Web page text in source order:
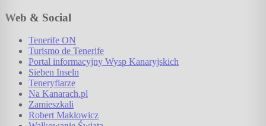
Web & Social
Tenerife ON
Turismo de Tenerife
Portal informacyjny Wysp Kanaryjskich
Sieben Inseln
Teneryfiarze
Na Kanarach.pl
Zamieszkali
Robert Makłowicz